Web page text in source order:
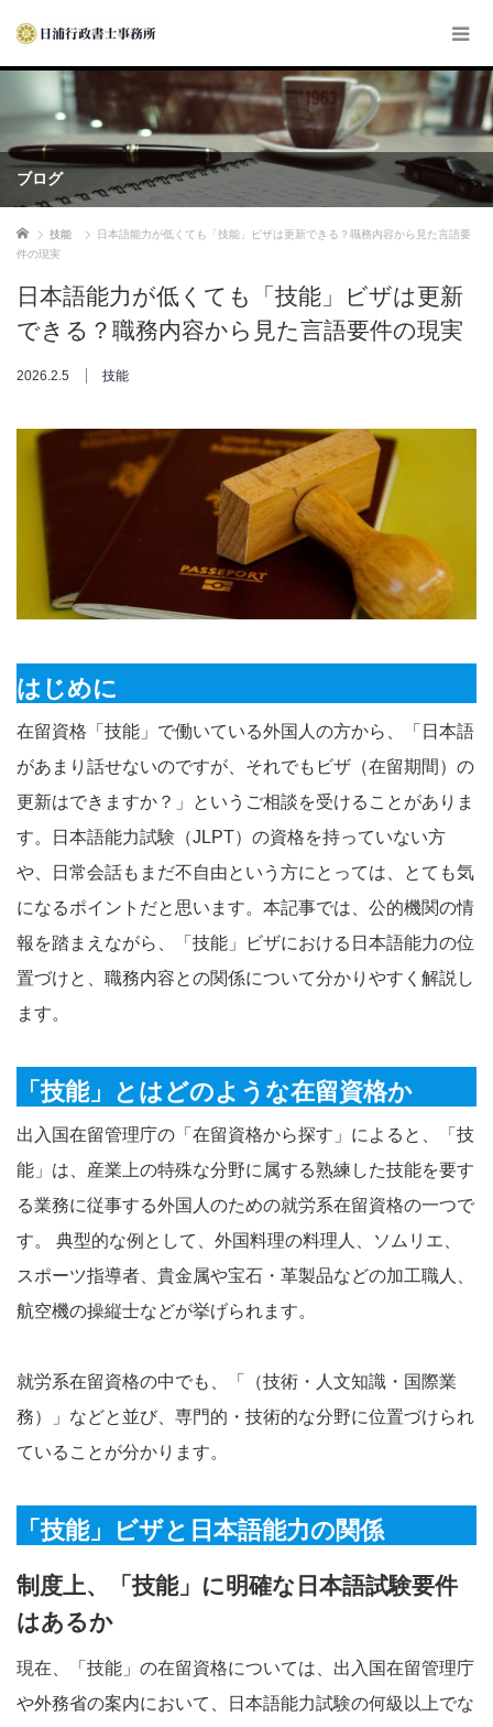
ブログ
ホーム 技能
日本語能力が低くても「技能」ビザは更新できる？職務内容から見た言語要
件の現実
日本語能力が低くても「技能」ビザは更新
できる？職務内容から見た言語要件の現実
2026.2.5 技能
はじめに
在留資格「技能」で働いている外国人の方から、「日本語
があまり話せないのですが、それでもビザ（在留期間）の
更新はできますか？」というご相談を受けることがありま
す。日本語能力試験（JLPT）の資格を持っていない方
や、日常会話もまだ不自由という方にとっては、とても気
になるポイントだと思います。本記事では、公的機関の情
報を踏まえながら、「技能」ビザにおける日本語能力の位
置づけと、職務内容との関係について分かりやすく解説し
ます。
「技能」とはどのような在留資格か
出入国在留管理庁の「在留資格から探す」によると、「技
能」は、産業上の特殊な分野に属する熟練した技能を要す
る業務に従事する外国人のための就労系在留資格の一つで
す。 典型的な例として、外国料理の料理人、ソムリエ、
スポーツ指導者、貴金属や宝石・革製品などの加工職人、
航空機の操縦士などが挙げられます。
就労系在留資格の中でも、「（技術・人文知識・国際業
務）」などと並び、専門的・技術的な分野に位置づけられ
ていることが分かります。
「技能」ビザと日本語能力の関係
制度上、「技能」に明確な日本語試験要件
はあるか
現在、「技能」の在留資格については、出入国在留管理庁
や外務省の案内において、日本語能力試験の何級以上でな